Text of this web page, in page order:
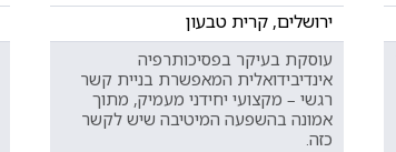
ירושלים, קרית טבעון
עוסקת בעיקר בפסיכותרפיה
אינדיבידואלית המאפשרת בניית קשר
רגשי – מקצועי יחידני מעמיק, מתוך
אמונה בהשפעה המיטיבה שיש לקשר
כזה.